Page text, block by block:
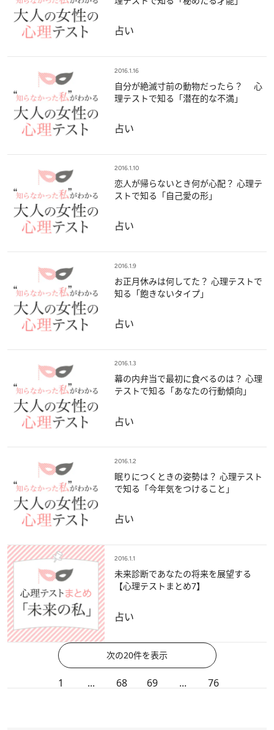
占い
2016.1.16
自分が絶滅寸前の動物だったら？ 心
理テストで知る「潜在的な不満」
占い
2016.1.10
恋人が帰らないとき何が心配？ 心理テ
ストで知る「自己愛の形」
占い
2016.1.9
お正月休みは何してた？ 心理テストで
知る「飽きないタイプ」
占い
2016.1.3
幕の内弁当で最初に食べるのは？ 心理
テストで知る「あなたの行動傾向」
占い
2016.1.2
眠りにつくときの姿勢は？ 心理テスト
で知る「今年気をつけること」
占い
2016.1.1
未来診断であなたの将来を展望する
【心理テストまとめ7】
占い
次の20件を表示
1 ... 68 69 ... 76